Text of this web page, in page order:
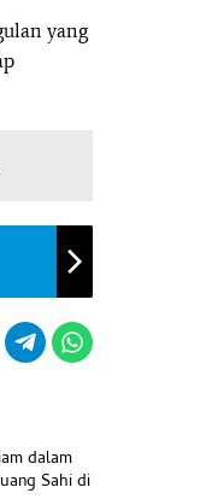
yang
dalam
Sahi di